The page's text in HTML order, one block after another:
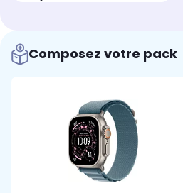
Composez votre pack